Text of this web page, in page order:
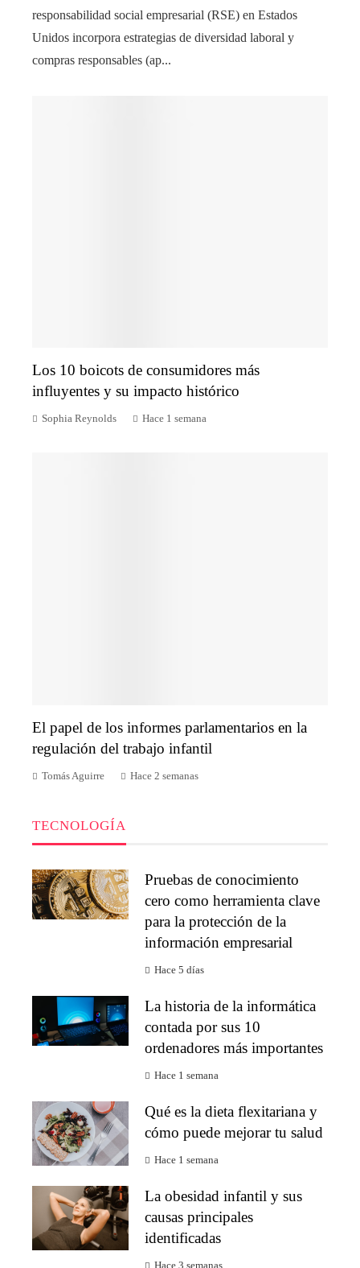
responsabilidad social empresarial (RSE) en Estados
Unidos incorpora estrategias de diversidad laboral y
compras responsables (ap...
Los 10 boicots de consumidores más
influyentes y su impacto histórico
Sophia Reynolds Hace 1 semana
El papel de los informes parlamentarios en la
regulación del trabajo infantil
Tomás Aguirre Hace 2 semanas
TECNOLOGÍA
Pruebas de conocimiento
cero como herramienta clave
para la protección de la
información empresarial
Hace 5 días
La historia de la informática
contada por sus 10
ordenadores más importantes
Hace 1 semana
Qué es la dieta flexitariana y
cómo puede mejorar tu salud
Hace 1 semana
La obesidad infantil y sus
causas principales
identificadas
Hace 3 semanas